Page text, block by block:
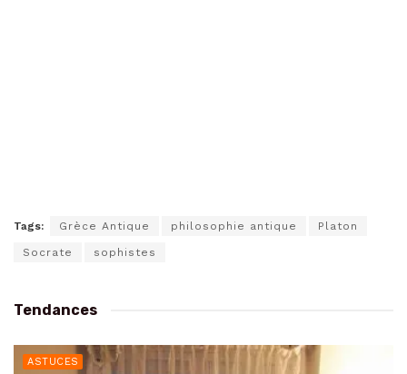
Tags: Grèce Antique philosophie antique Platon
Socrate sophistes
Tendances
ASTUCES